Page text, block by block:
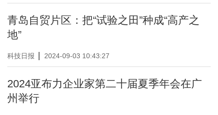
青岛自贸片区：把“试验之田”种成“高产之
地”
科技日报 2024-09-03 10:43:27
2024亚布力企业家第二十届夏季年会在广
州举行